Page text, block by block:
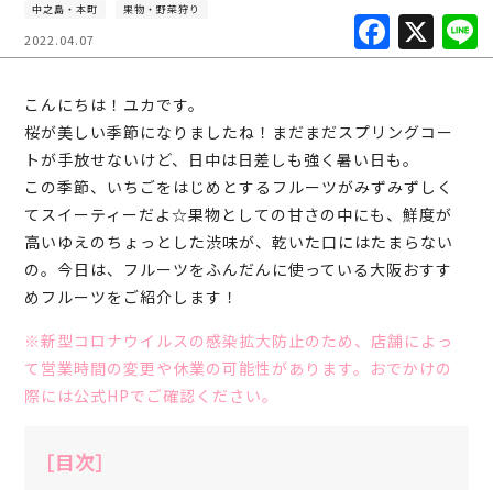
F
a
e
b
o
o
k
X
中之島・本町
果物・野菜狩り
2022.04.07
こんにちは！ユカです。
桜が美しい季節になりましたね！まだまだスプリングコー
トが手放せないけど、日中は日差しも強く暑い日も。
この季節、いちごをはじめとするフルーツがみずみずしく
てスイーティーだよ☆果物としての甘さの中にも、鮮度が
高いゆえのちょっとした渋味が、乾いた口にはたまらない
の。今日は、フルーツをふんだんに使っている大阪おすす
めフルーツをご紹介します！
※新型コロナウイルスの感染拡大防止のため、店舗によっ
て営業時間の変更や休業の可能性があります。おでかけの
際には公式HPでご確認ください。
［目次］